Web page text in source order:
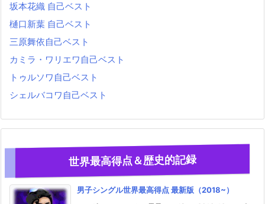
坂本花織 自己ベスト
樋口新葉 自己ベスト
三原舞依自己ベスト
カミラ・ワリエワ自己ベスト
トゥルソワ自己ベスト
シェルバコワ自己ベスト
世界最高得点＆歴史的記録
男子シングル世界最高得点 最新版（2018~）